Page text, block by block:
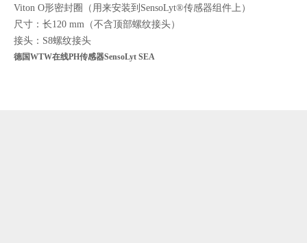
Viton O形密封圈（用来安装到SensoLyt®传感器组件上）
尺寸 ： 长120 mm（不含顶部螺纹接头）
接头 ： S8螺纹接头
德国WTW在线PH传感器SensoLyt SEA